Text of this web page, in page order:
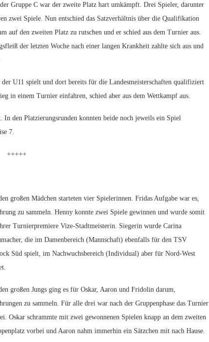
Gruppe C war der zweite Platz hart umkämpft. Drei Spieler, darunter
zwei Spiele. Nun entschied das Satzverhältnis über die Qualifikation
den zweiten Platz zu rutschen und er schied aus dem Turnier aus.
der letzten Woche nach einer langen Krankheit zahlte sich aus und
U11 spielt und dort bereits für die Landesmeisterschaften qualifiziert
in einem Turnier einfahren, schied aber aus dem Wettkampf aus.
den Platzierungsrunden konnten beide noch jeweils ein Spiel
7.
+++++
großen Mädchen starteten vier Spielerinnen. Fridas Aufgabe war es,
zu sammeln. Henny konnte zwei Spiele gewinnen und wurde somit
Turnierpremiere Vize-Stadtmeisterin. Siegerin wurde Carina
die im Damenbereich (Mannschaft) ebenfalls für den TSV
Süd spielt, im Nachwuchsbereich (Individual) aber für Nord-West
großen Jungs ging es für Oskar, Aaron und Fridolin darum,
zu sammeln. Für alle drei war nach der Gruppenphase das Turnier
Oskar schrammte mit zwei gewonnenen Spielen knapp an dem zweiten
vorbei und Aaron nahm immerhin ein Sätzchen mit nach Hause.